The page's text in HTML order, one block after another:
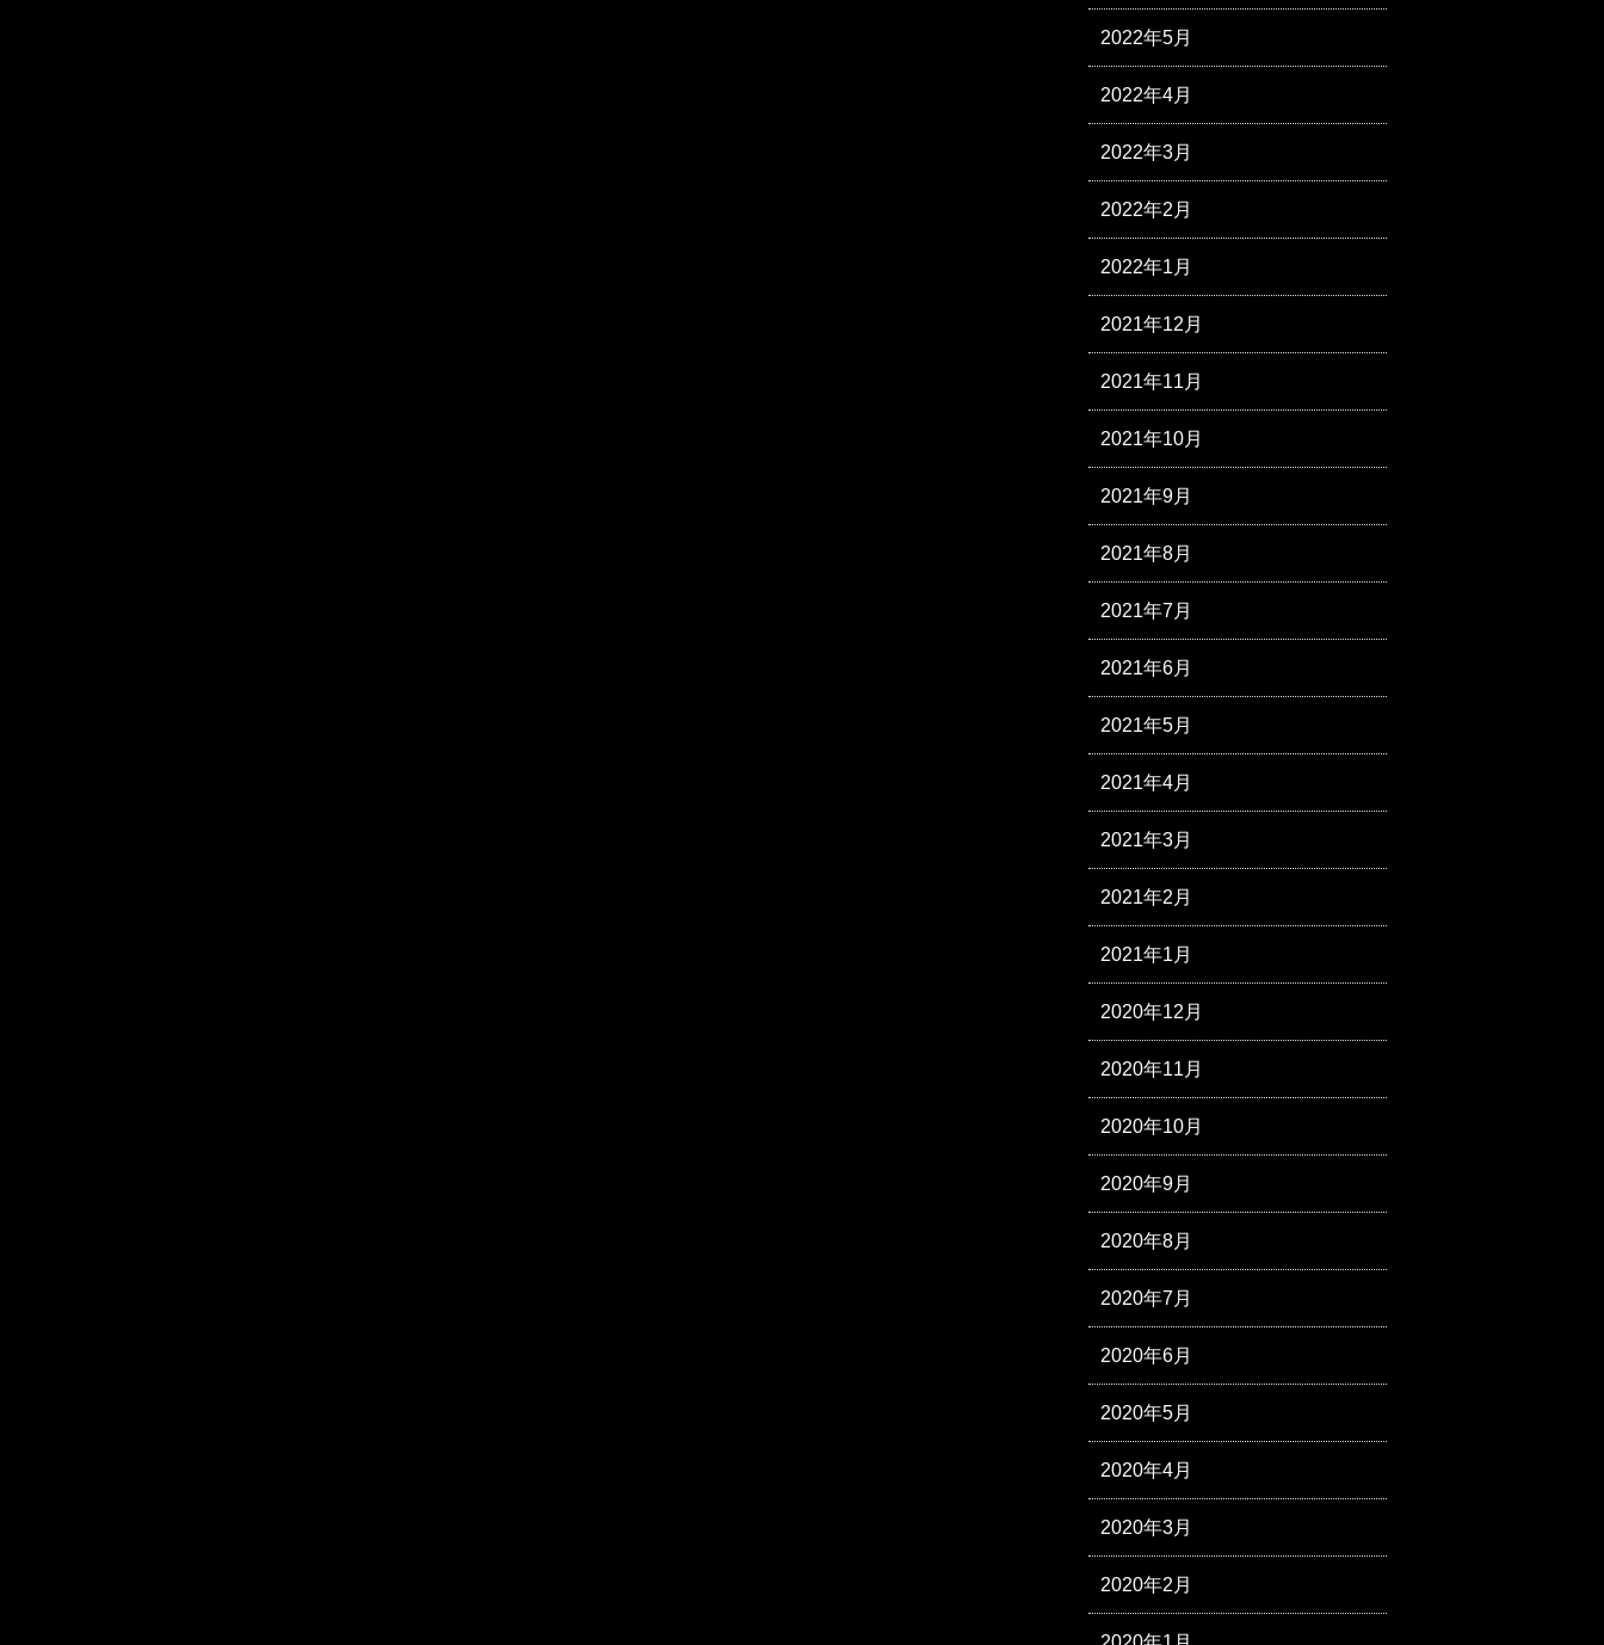
2022年5月
2022年4月
2022年3月
2022年2月
2022年1月
2021年12月
2021年11月
2021年10月
2021年9月
2021年8月
2021年7月
2021年6月
2021年5月
2021年4月
2021年3月
2021年2月
2021年1月
2020年12月
2020年11月
2020年10月
2020年9月
2020年8月
2020年7月
2020年6月
2020年5月
2020年4月
2020年3月
2020年2月